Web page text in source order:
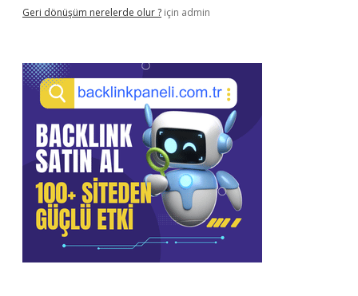
Geri dönüşüm nerelerde olur ? için admin